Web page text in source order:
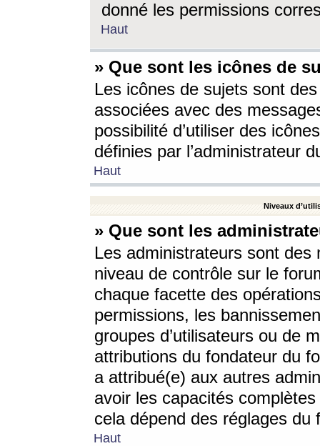
donné les permissions
Haut
» Que sont les icônes de
Les icônes de sujets sont
associées avec des
possibilité d’utiliser des
définies par l’administrateur
Haut
Niveaux
» Que sont les
Les administrateurs sont
niveau de contrôle sur le
chaque facette des
permissions, les
groupes d’utilisateurs ou de
attributions du fondateur du
a attribué(e) aux autres
avoir les capacités
cela dépend des réglages du
Haut